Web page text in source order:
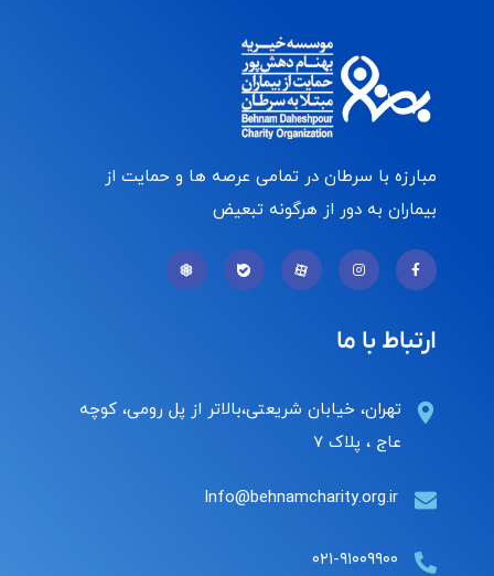
مبارزه با سرطان در تمامی عرصه ها و حمایت از
بیماران به دور از هرگونه تبعیض
ارتباط با ما
تهران، خیابان شریعتی،بالاتر از پل رومی، کوچه
عاج ، پلاک ۷
Info@behnamcharity.org.ir
۰۲۱-۹۱۰۰۹۹۰۰